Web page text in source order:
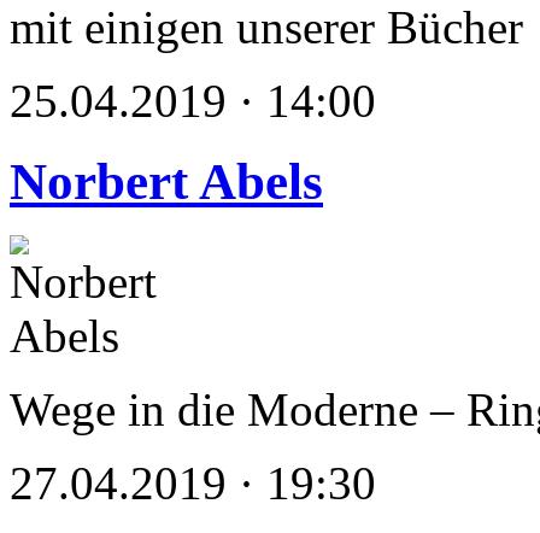
mit einigen unserer Bücher
25.04.2019 · 14:00
Norbert Abels
Wege in die Moderne –
27.04.2019 · 19:30